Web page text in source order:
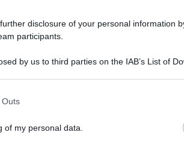
disclosure of your personal information
participants.
by us to third parties on the IAB’s List of
Outs
of my personal data.